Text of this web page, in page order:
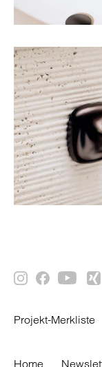
Projekt-Merkliste
Home